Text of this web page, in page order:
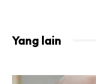
Rasa sakit ini akan
Dr Rigved
Yang lain